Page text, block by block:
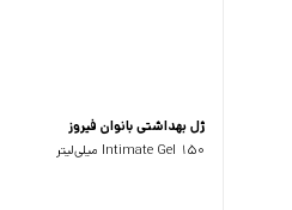
ژل بهداشتی بانوان فیروز
Intimate Gel 150 میلی‌لیتر